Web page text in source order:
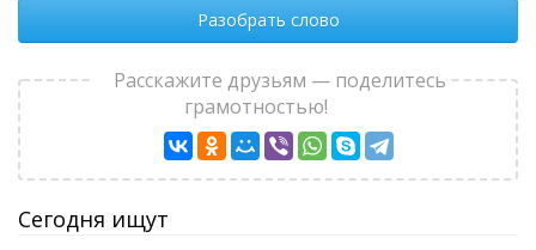
Разобрать слово
Расскажите друзьям — поделитесь
грамотностью!
Сегодня ищут